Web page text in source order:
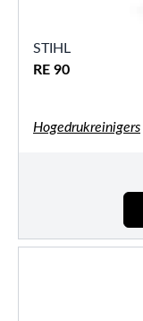
STIHL
RE 90
Hogedrukreinigers